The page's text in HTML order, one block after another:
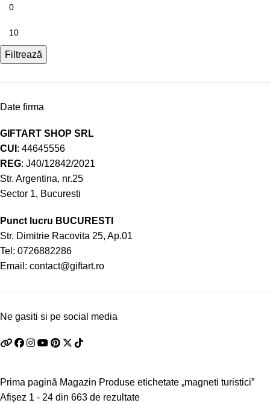
Filtrează
Date firma
GIFTART SHOP SRL
CUI : 44645556
REG: J40/12842/2021
Str. Argentina, nr.25
Sector 1, Bucuresti
Punct lucru BUCURESTI
Str. Dimitrie Racovita 25, Ap.01
Tel: 0726882286
Email: contact@giftart.ro
Ne gasiti si pe social media
Prima pagină Magazin Produse etichetate „magneti turistici”
Afișez 1 - 24 din 663 de rezultate